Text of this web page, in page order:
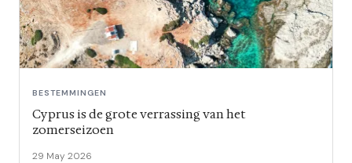
BESTEMMINGEN
Cyprus is de grote verrassing van het
zomerseizoen
29 May 2026